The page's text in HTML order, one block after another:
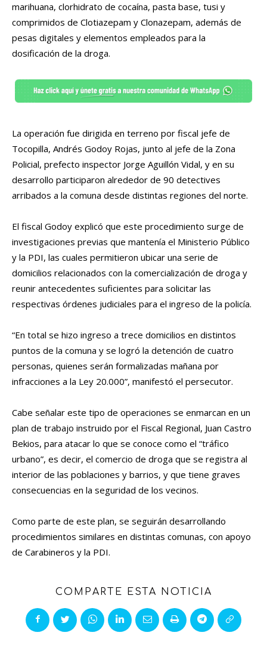
marihuana, clorhidrato de cocaína, pasta base, tusi y
comprimidos de Clotiazepam y Clonazepam, además de
pesas digitales y elementos empleados para la
dosificación de la droga.
La operación fue dirigida en terreno por fiscal jefe de
Tocopilla, Andrés Godoy Rojas, junto al jefe de la Zona
Policial, prefecto inspector Jorge Aguillón Vidal, y en su
desarrollo participaron alrededor de 90 detectives
arribados a la comuna desde distintas regiones del norte.
El fiscal Godoy explicó que este procedimiento surge de
investigaciones previas que mantenía el Ministerio Público
y la PDI, las cuales permitieron ubicar una serie de
domicilios relacionados con la comercialización de droga y
reunir antecedentes suficientes para solicitar las
respectivas órdenes judiciales para el ingreso de la policía.
“En total se hizo ingreso a trece domicilios en distintos
puntos de la comuna y se logró la detención de cuatro
personas, quienes serán formalizadas mañana por
infracciones a la Ley 20.000”, manifestó el persecutor.
Cabe señalar este tipo de operaciones se enmarcan en un
plan de trabajo instruido por el Fiscal Regional, Juan Castro
Bekios, para atacar lo que se conoce como el “tráfico
urbano”, es decir, el comercio de droga que se registra al
interior de las poblaciones y barrios, y que tiene graves
consecuencias en la seguridad de los vecinos.
Como parte de este plan, se seguirán desarrollando
procedimientos similares en distintas comunas, con apoyo
de Carabineros y la PDI.
COMPARTE ESTA NOTICIA